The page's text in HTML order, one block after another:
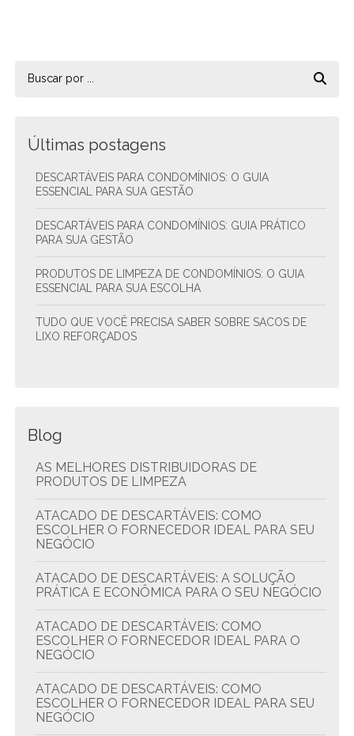
Últimas postagens
DESCARTÁVEIS PARA CONDOMÍNIOS: O GUIA
ESSENCIAL PARA SUA GESTÃO
DESCARTÁVEIS PARA CONDOMÍNIOS: GUIA PRÁTICO
PARA SUA GESTÃO
PRODUTOS DE LIMPEZA DE CONDOMÍNIOS: O GUIA
ESSENCIAL PARA SUA ESCOLHA
TUDO QUE VOCÊ PRECISA SABER SOBRE SACOS DE
LIXO REFORÇADOS
Blog
AS MELHORES DISTRIBUIDORAS DE
PRODUTOS DE LIMPEZA
ATACADO DE DESCARTÁVEIS: COMO
ESCOLHER O FORNECEDOR IDEAL PARA SEU
NEGÓCIO
ATACADO DE DESCARTÁVEIS: A SOLUÇÃO
PRÁTICA E ECONÔMICA PARA O SEU NEGÓCIO
ATACADO DE DESCARTÁVEIS: COMO
ESCOLHER O FORNECEDOR IDEAL PARA O
NEGÓCIO
ATACADO DE DESCARTÁVEIS: COMO
ESCOLHER O FORNECEDOR IDEAL PARA SEU
NEGÓCIO